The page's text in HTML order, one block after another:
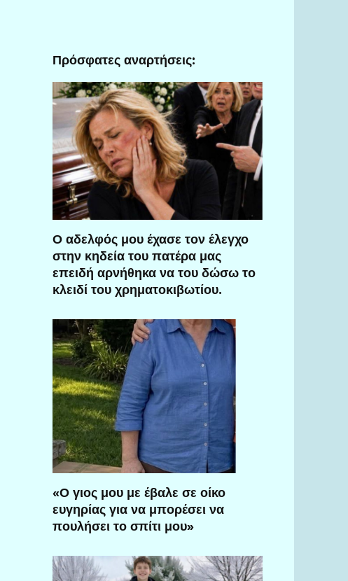
Πρόσφατες αναρτήσεις:
Ο αδελφός μου έχασε τον έλεγχο
στην κηδεία του πατέρα μας
επειδή αρνήθηκα να του δώσω το
κλειδί του χρηματοκιβωτίου.
«Ο γιος μου με έβαλε σε οίκο
ευγηρίας για να μπορέσει να
πουλήσει το σπίτι μου»